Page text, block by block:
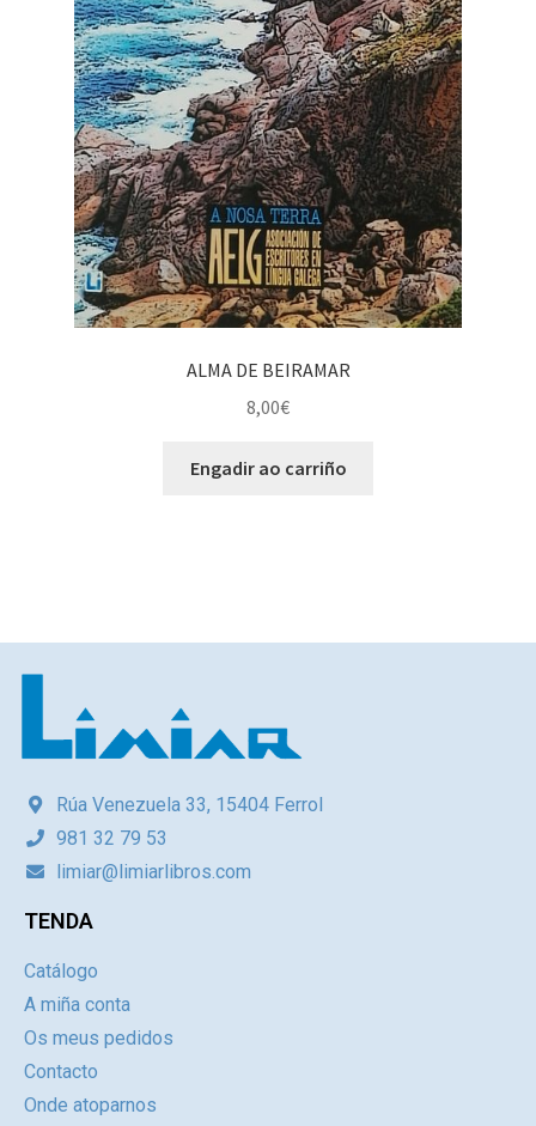
ALMA DE BEIRAMAR
8,00€
Engadir ao carriño
Rúa Venezuela 33, 15404 Ferrol
981 32 79 53
limiar@limiarlibros.com
TENDA
Catálogo
A miña conta
Os meus pedidos
Contacto
Onde atoparnos